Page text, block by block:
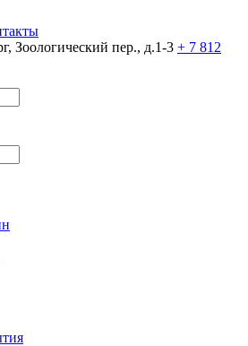
Зоологический пер., д.1-3 + 7 812